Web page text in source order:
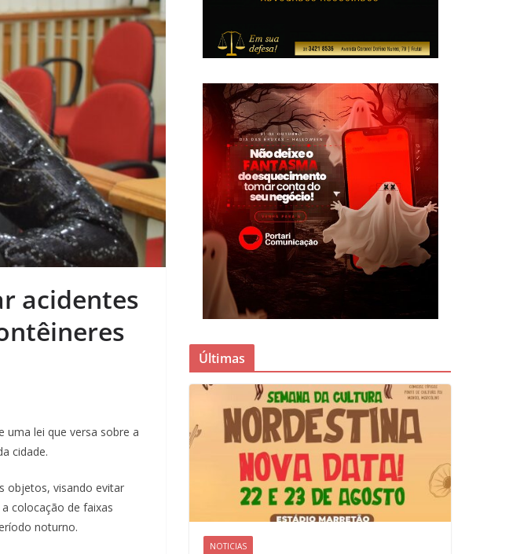
acidentes
uma lei que versa sobre a
cidade.
objetos, visando evitar
colocação de faixas
noturno.
Últimas
NOTICIAS